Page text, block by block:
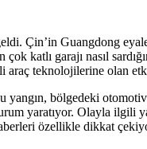
Çin’in Guangdong
katlı garajı nasıl
araç teknolojilerine olan
bölgedeki
yaratıyor. Olayla ilgili
özellikle dikkat